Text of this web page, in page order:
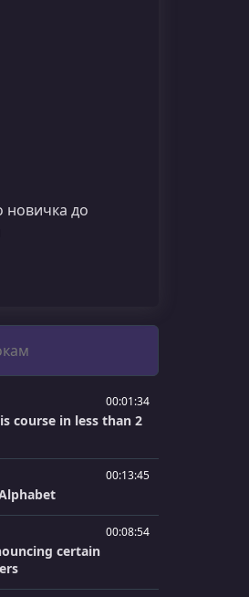
новичка до
00:01:34
course in less than 2
00:13:45
00:08:54
certain